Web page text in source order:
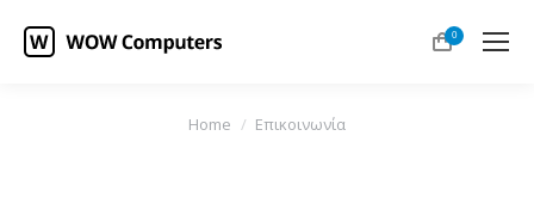
0
You are here:
Home Επικοινωνία